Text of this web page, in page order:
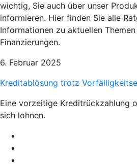
wichtig, Sie auch über unser
informieren. Hier finden Sie alle
Informationen zu aktuellen
Finanzierungen.
6. Februar 2025
Kreditablösung trotz
Eine vorzeitige Kreditrückzahlung
sich lohnen.